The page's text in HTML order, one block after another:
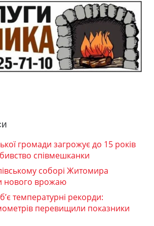
громади загрожує до 15 років
співмешканки
соборі Житомира
нового врожаю
температурні рекорди:
перевищили показники